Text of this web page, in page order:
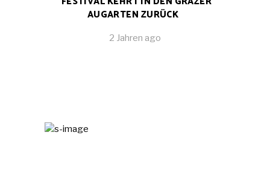
AUGARTEN ZURÜCK
2 Jahren ago